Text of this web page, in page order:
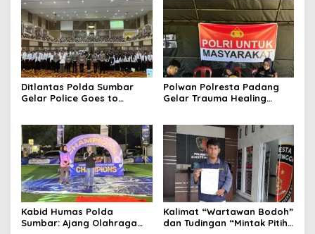
Ditlantas Polda Sumbar
Gelar Police Goes to
Tertib Berlalu Lintas
Polwan Polresta Padang
Gelar Trauma Healing
Kabid Humas Polda
Sumbar: Ajang Olahraga
Kalimat “Wartawan Bodoh”
dan Tudingan “Mintak Pitih”